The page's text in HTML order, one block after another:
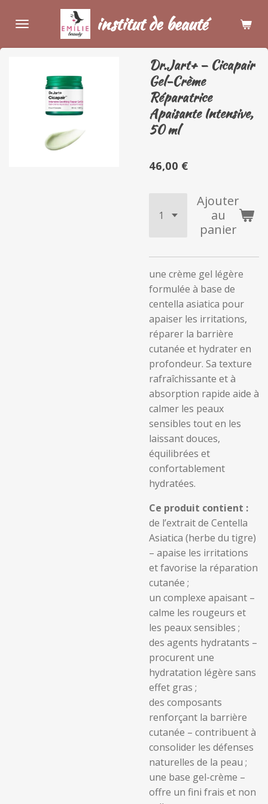
au
institut de beauté
Dr.Jart+ – Cicapair
Gel-Crème
Réparatrice
Apaisante Intensive,
50 ml
46,00 €
Ajouter
au
panier
une crème gel légère
formulée à base de
centella asiatica pour
apaiser les irritations,
réparer la barrière
cutanée et hydrater en
profondeur. Sa texture
rafraîchissante et à
absorption rapide aide à
calmer les peaux
sensibles tout en les
laissant douces,
équilibrées et
confortablement
hydratées.
Ce produit contient :
de l’extrait de Centella
Asiatica (herbe du tigre)
– apaise les irritations
et favorise la réparation
cutanée ;
un complexe apaisant –
calme les rougeurs et
les peaux sensibles ;
des agents hydratants –
procurent une
hydratation légère sans
effet gras ;
des composants
renforçant la barrière
cutanée – contribuent à
consolider les défenses
naturelles de la peau ;
une base gel-crème –
offre un fini frais et non